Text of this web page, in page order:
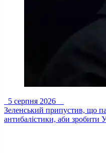
5 серпня 2026
Зеленський припустив, що
антибалістики, аби зробити